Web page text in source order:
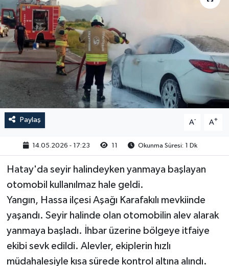
Paylaş A- A+
14.05.2026 - 17:23 Okunma Süresi: 1 Dk
Hatay'da seyir halindeyken yanmaya başlayan
otomobil kullanılmaz hale geldi.
Yangın, Hassa ilçesi Aşağı Karafakılı mevkiinde
yaşandı. Seyir halinde olan otomobilin alev alarak
yanmaya başladı. İhbar üzerine bölgeye itfaiye
ekibi sevk edildi. Alevler, ekiplerin hızlı
müdahalesiyle kısa sürede kontrol altına alındı.